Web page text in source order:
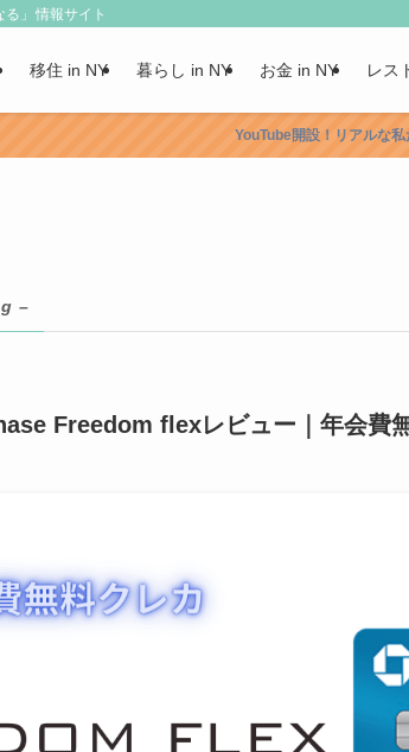
」情報サイト
移住 in NY 暮らし in NY お金 in NY レス
YouTube開設！リアルな
–
Freedom flexレビュー｜年会費